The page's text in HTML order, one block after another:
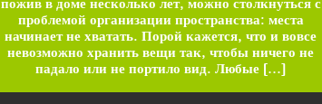
пожив в доме несколько лет, можно столкнуться с
проблемой организации пространства: места
начинает не хватать. Порой кажется, что и вовсе
невозможно хранить вещи так, чтобы ничего не
падало или не портило вид. Любые […]